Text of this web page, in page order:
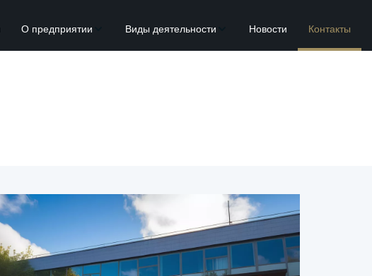
О предприятии Виды деятельности Новости Контакты